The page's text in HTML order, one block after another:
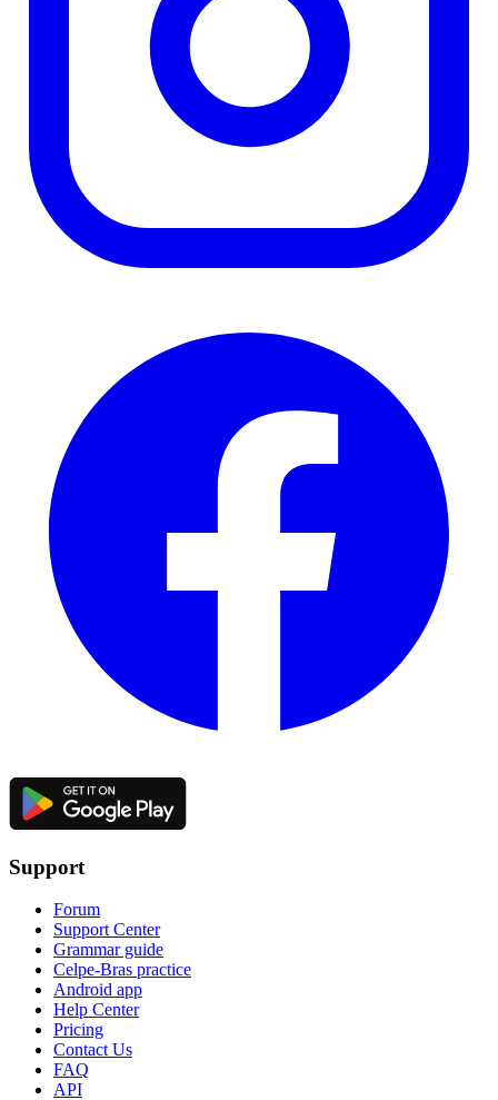
Support
Forum
Support Center
Grammar guide
Celpe-Bras practice
Android app
Help Center
Pricing
Contact Us
FAQ
API